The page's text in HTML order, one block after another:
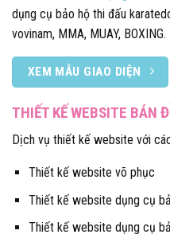
dụng cụ bảo hộ thi đấu
vovinam, MMA, MUAY, BOXING.
XEM MẪU GIAO DIỆN
THIẾT KẾ WEBSITE BÁN
Dịch vụ thiết kế website với
Thiết kế website võ phục
Thiết kế website dụng cụ
Thiết kế website dụng cụ